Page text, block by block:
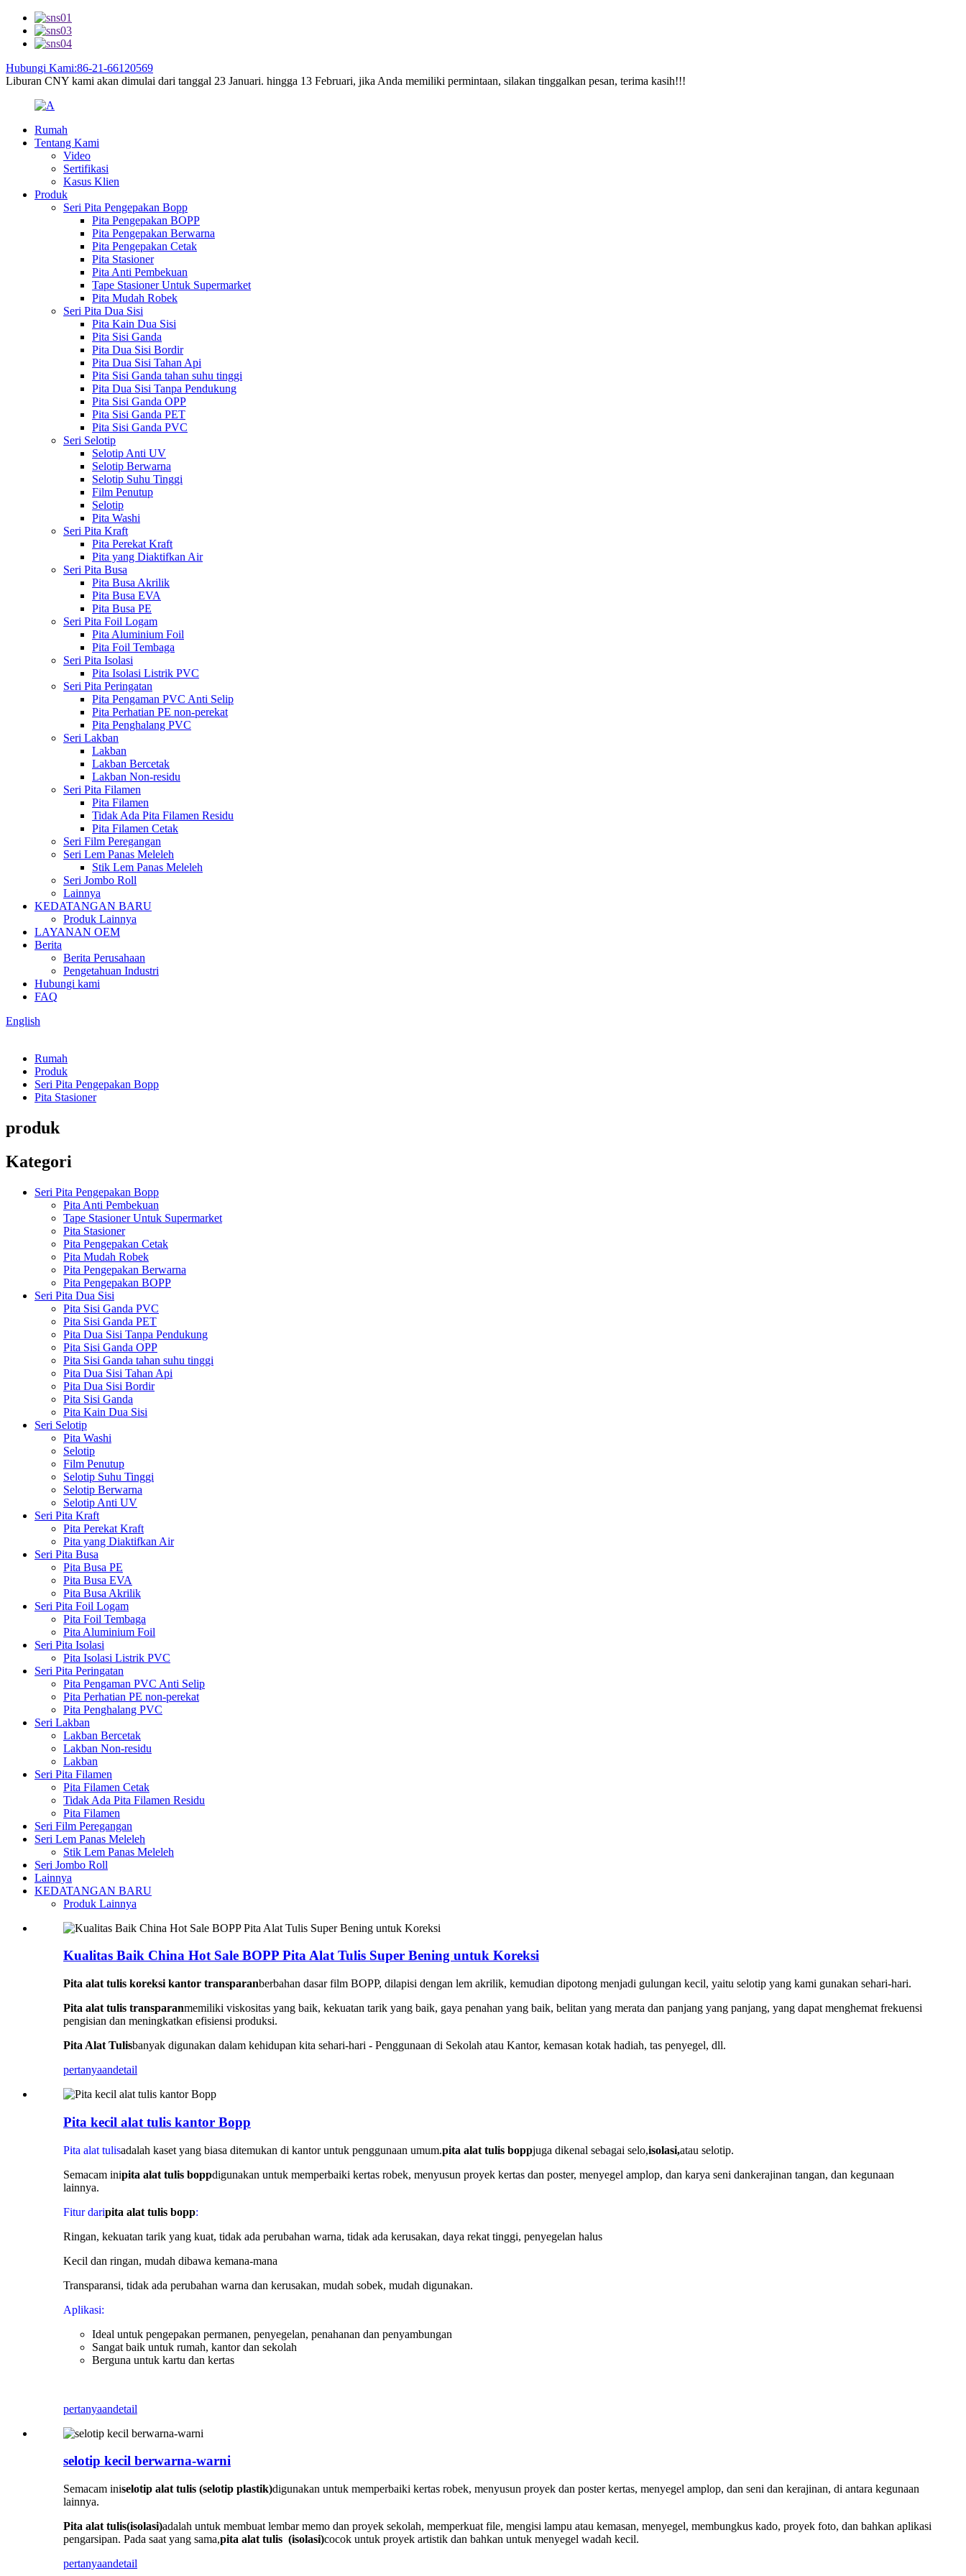
Hubungi Kami:86-21-66120569
Liburan CNY kami akan dimulai dari tanggal 23 Januari. hingga 13 Februari, jika Anda memiliki permintaan, silakan tinggalkan pesan, terima kasih!!!
Rumah
Tentang Kami
Video
Sertifikasi
Kasus Klien
Produk
Seri Pita Pengepakan Bopp
Pita Pengepakan BOPP
Pita Pengepakan Berwarna
Pita Pengepakan Cetak
Pita Stasioner
Pita Anti Pembekuan
Tape Stasioner Untuk Supermarket
Pita Mudah Robek
Seri Pita Dua Sisi
Pita Kain Dua Sisi
Pita Sisi Ganda
Pita Dua Sisi Bordir
Pita Dua Sisi Tahan Api
Pita Sisi Ganda tahan suhu tinggi
Pita Dua Sisi Tanpa Pendukung
Pita Sisi Ganda OPP
Pita Sisi Ganda PET
Pita Sisi Ganda PVC
Seri Selotip
Selotip Anti UV
Selotip Berwarna
Selotip Suhu Tinggi
Film Penutup
Selotip
Pita Washi
Seri Pita Kraft
Pita Perekat Kraft
Pita yang Diaktifkan Air
Seri Pita Busa
Pita Busa Akrilik
Pita Busa EVA
Pita Busa PE
Seri Pita Foil Logam
Pita Aluminium Foil
Pita Foil Tembaga
Seri Pita Isolasi
Pita Isolasi Listrik PVC
Seri Pita Peringatan
Pita Pengaman PVC Anti Selip
Pita Perhatian PE non-perekat
Pita Penghalang PVC
Seri Lakban
Lakban
Lakban Bercetak
Lakban Non-residu
Seri Pita Filamen
Pita Filamen
Tidak Ada Pita Filamen Residu
Pita Filamen Cetak
Seri Film Peregangan
Seri Lem Panas Meleleh
Stik Lem Panas Meleleh
Seri Jombo Roll
Lainnya
KEDATANGAN BARU
Produk Lainnya
LAYANAN OEM
Berita
Berita Perusahaan
Pengetahuan Industri
Hubungi kami
FAQ
English
Rumah
Produk
Seri Pita Pengepakan Bopp
Pita Stasioner
produk
Kategori
Seri Pita Pengepakan Bopp
Pita Anti Pembekuan
Tape Stasioner Untuk Supermarket
Pita Stasioner
Pita Pengepakan Cetak
Pita Mudah Robek
Pita Pengepakan Berwarna
Pita Pengepakan BOPP
Seri Pita Dua Sisi
Pita Sisi Ganda PVC
Pita Sisi Ganda PET
Pita Dua Sisi Tanpa Pendukung
Pita Sisi Ganda OPP
Pita Sisi Ganda tahan suhu tinggi
Pita Dua Sisi Tahan Api
Pita Dua Sisi Bordir
Pita Sisi Ganda
Pita Kain Dua Sisi
Seri Selotip
Pita Washi
Selotip
Film Penutup
Selotip Suhu Tinggi
Selotip Berwarna
Selotip Anti UV
Seri Pita Kraft
Pita Perekat Kraft
Pita yang Diaktifkan Air
Seri Pita Busa
Pita Busa PE
Pita Busa EVA
Pita Busa Akrilik
Seri Pita Foil Logam
Pita Foil Tembaga
Pita Aluminium Foil
Seri Pita Isolasi
Pita Isolasi Listrik PVC
Seri Pita Peringatan
Pita Pengaman PVC Anti Selip
Pita Perhatian PE non-perekat
Pita Penghalang PVC
Seri Lakban
Lakban Bercetak
Lakban Non-residu
Lakban
Seri Pita Filamen
Pita Filamen Cetak
Tidak Ada Pita Filamen Residu
Pita Filamen
Seri Film Peregangan
Seri Lem Panas Meleleh
Stik Lem Panas Meleleh
Seri Jombo Roll
Lainnya
KEDATANGAN BARU
Produk Lainnya
Kualitas Baik China Hot Sale BOPP Pita Alat Tulis Super Bening untuk Koreksi
Pita alat tulis koreksi kantor transparanberbahan dasar film BOPP, dilapisi dengan lem akrilik, kemudian dipotong menjadi gulungan kecil, yaitu selotip yang kami gunakan sehari-hari.
Pita alat tulis transparanmemiliki viskositas yang baik, kekuatan tarik yang baik, gaya penahan yang baik, belitan yang merata dan panjang yang panjang, yang dapat menghemat frekuensi
pengisian dan meningkatkan efisiensi produksi.
Pita Alat Tulisbanyak digunakan dalam kehidupan kita sehari-hari - Penggunaan di Sekolah atau Kantor, kemasan kotak hadiah, tas penyegel, dll.
pertanyaandetail
Pita kecil alat tulis kantor Bopp
Pita alat tulisadalah kaset yang biasa ditemukan di kantor untuk penggunaan umum.pita alat tulis boppjuga dikenal sebagai selo,isolasi,atau selotip.
Semacam inipita alat tulis boppdigunakan untuk memperbaiki kertas robek, menyusun proyek kertas dan poster, menyegel amplop, dan karya seni dankerajinan tangan, dan kegunaan
lainnya.
Fitur daripita alat tulis bopp:
Ringan, kekuatan tarik yang kuat, tidak ada perubahan warna, tidak ada kerusakan, daya rekat tinggi, penyegelan halus
Kecil dan ringan, mudah dibawa kemana-mana
Transparansi, tidak ada perubahan warna dan kerusakan, mudah sobek, mudah digunakan.
Aplikasi:
Ideal untuk pengepakan permanen, penyegelan, penahanan dan penyambungan
Sangat baik untuk rumah, kantor dan sekolah
Berguna untuk kartu dan kertas
pertanyaandetail
selotip kecil berwarna-warni
Semacam iniselotip alat tulis (selotip plastik)digunakan untuk memperbaiki kertas robek, menyusun proyek dan poster kertas, menyegel amplop, dan seni dan kerajinan, di antara kegunaan
lainnya.
Pita alat tulis(isolasi)adalah untuk membuat lembar memo dan proyek sekolah, memperkuat file, mengisi lampu atau kemasan, menyegel, membungkus kado, proyek foto, dan bahkan aplikasi
pengarsipan. Pada saat yang sama,pita alat tulis (isolasi)cocok untuk proyek artistik dan bahkan untuk menyegel wadah kecil.
pertanyaandetail